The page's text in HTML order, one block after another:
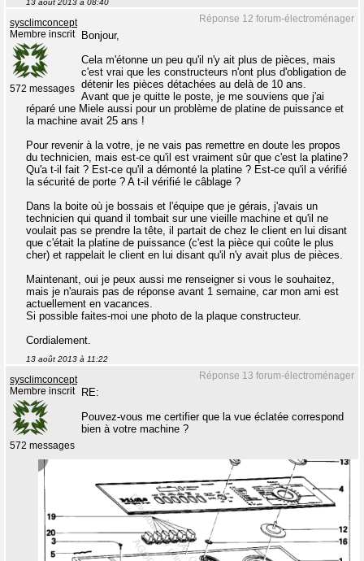
13 août 2013 à 08:40
Réponse 12 forum-électroménager
sysclimconcept
Membre inscrit
572 messages
Bonjour,
Cela m'étonne un peu qu'il n'y ait plus de pièces, mais
c'est vrai que les constructeurs n'ont plus d'obligation de
détenir les pièces détachées au delà de 10 ans.
Avant que je quitte le poste, je me souviens que j'ai
réparé une Miele aussi pour un problème de platine de puissance et
la machine avait 25 ans !
Pour revenir à la votre, je ne vais pas remettre en doute les propos
du technicien, mais est-ce qu'il est vraiment sûr que c'est la platine?
Qu'a t-il fait ? Est-ce qu'il a démonté la platine ? Est-ce qu'il a vérifié
la sécurité de porte ? A t-il vérifié le câblage ?
Dans la boite où je bossais et l'équipe que je gérais, j'avais un
technicien qui quand il tombait sur une vieille machine et qu'il ne
voulait pas se prendre la tête, il partait de chez le client en lui disant
que c'était la platine de puissance (c'est la pièce qui coûte le plus
cher) et rappelait le client en lui disant qu'il n'y avait plus de pièces.
Maintenant, oui je peux aussi me renseigner si vous le souhaitez,
mais je n'aurais pas de réponse avant 1 semaine, car mon ami est
actuellement en vacances.
Si possible faites-moi une photo de la plaque constructeur.
Cordialement.
13 août 2013 à 11:22
Réponse 13 forum-électroménager
sysclimconcept
Membre inscrit
572 messages
RE:
Pouvez-vous me certifier que la vue éclatée correspond
bien à votre machine ?